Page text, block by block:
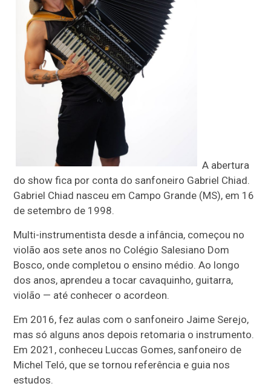
A abertura
do show fica por conta do sanfoneiro Gabriel Chiad.
Gabriel Chiad nasceu em Campo Grande (MS), em 16
de setembro de 1998.
Multi-instrumentista desde a infância, começou no
violão aos sete anos no Colégio Salesiano Dom
Bosco, onde completou o ensino médio. Ao longo
dos anos, aprendeu a tocar cavaquinho, guitarra,
violão — até conhecer o acordeon.
Em 2016, fez aulas com o sanfoneiro Jaime Serejo,
mas só alguns anos depois retomaria o instrumento.
Em 2021, conheceu Luccas Gomes, sanfoneiro de
Michel Teló, que se tornou referência e guia nos
estudos.